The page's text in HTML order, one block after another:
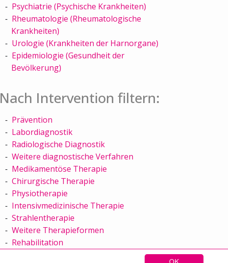
OK
Psychiatrie (Psychische Krankheiten)
Rheumatologie (Rheumatologische
Krankheiten)
Urologie (Krankheiten der Harnorgane)
Epidemiologie (Gesundheit der
Bevölkerung)
Nach Intervention filtern:
Prävention
Labordiagnostik
Radiologische Diagnostik
Weitere diagnostische Verfahren
Medikamentöse Therapie
Chirurgische Therapie
Physiotherapie
Intensivmedizinische Therapie
Strahlentherapie
Weitere Therapieformen
Rehabilitation